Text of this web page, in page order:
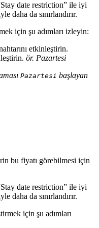
date restriction” ile iyi
daha da sınırlandırır.
için şu adımları izleyin:
etkinleştirin.
ör. Pazartesi
Pazartesi başlayan
bu fiyatı görebilmesi için
date restriction” ile iyi
daha da sınırlandırır.
için şu adımları